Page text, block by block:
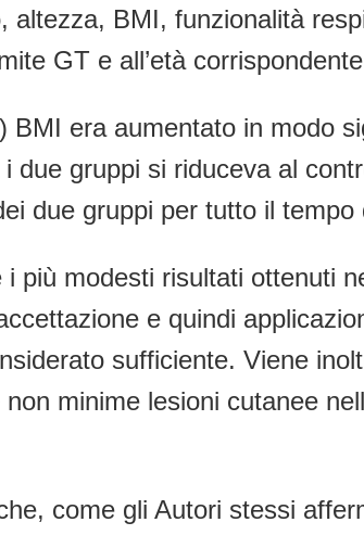
BMI, funzionalità
GT e all’età
era aumentato in modo
due gruppi si riduceva al
due gruppi per tutto il tempo
più modesti risultati ottenuti
e quindi
sufficiente. Viene
minime lesioni cutanee
come gli Autori stessi